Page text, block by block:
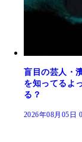
盲目の芸人・
を知ってるよ
る？
2026年08月05日